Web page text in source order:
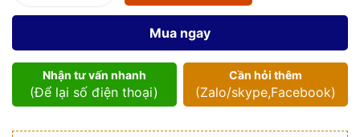
gạt
lượng
Mua ngay
Nhận tư vấn nhanh
(Để lại số điện thoại)
Cần hỏi thêm
(Zalo/skype,Facebook)